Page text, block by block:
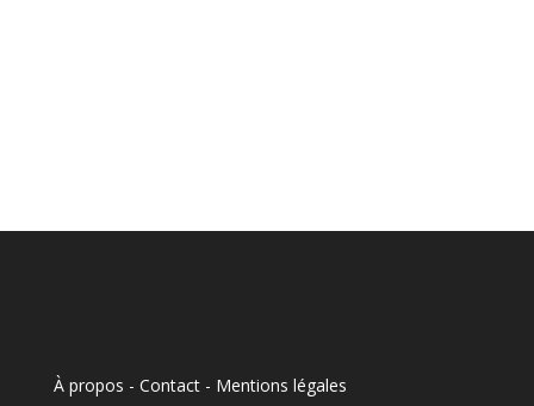
À propos - Contact- Mentions légales